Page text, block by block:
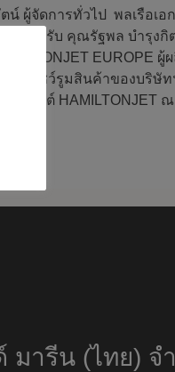
ผู้จัดการทั่วไป พลเรือเอ
รต้อนรับ คุณรัฐพล บำรุงกิ
EUROPE ผู้
มชมโชว์รูมสินค้าของบริษัท
องยนต์ HAMILTONJET
มารีน (ไทย) จ